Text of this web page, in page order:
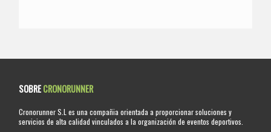
SOBRECRONORUNNER
Cronorunner S.L es una compañia orientada a proporcionar soluciones y
servicios de alta calidad vinculados a la organización de eventos deportivos.